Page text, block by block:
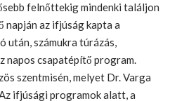
felnőttekig mindenki találjon
napján az ifjúság kapta a
után, számukra túrázás,
napos csapatépítő program.
szentmisén, melyet Dr. Varga
ifjúsági programok alatt, a